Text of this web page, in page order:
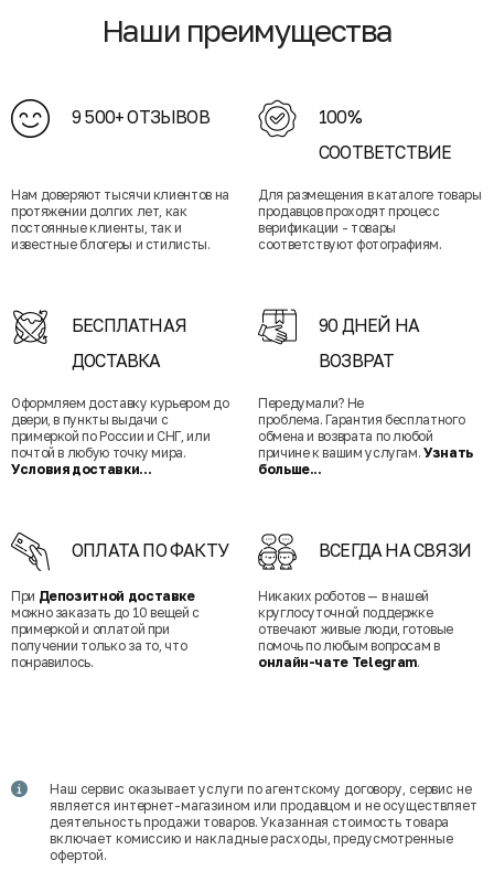
Наши преимущества
9 500+ ОТЗЫВОВ
Нам доверяют тысячи клиентов на
протяжении долгих лет, как
постоянные клиенты, так и
известные блогеры и стилисты.
100%
СООТВЕТСТВИЕ
Для размещения в каталоге товары
продавцов проходят процесс
верификации - товары
соответствуют фотографиям.
БЕСПЛАТНАЯ
ДОСТАВКА
Оформляем доставку курьером до
двери, в пункты выдачи с
примеркой по России и СНГ, или
почтой в любую точку мира.
Условия доставки...
90 ДНЕЙ НА
ВОЗВРАТ
Передумали? Не
проблема. Гарантия бесплатного
обмена и возврата по любой
причине к вашим услугам. Узнать
больше...
ОПЛАТА ПО ФАКТУ
При Депозитной доставке
можно заказать до 10 вещей с
примеркой и оплатой при
получении только за то, что
понравилось.
ВСЕГДА НА СВЯЗИ
Никаких роботов — в нашей
круглосуточной поддержке
отвечают живые люди, готовые
помочь по любым вопросам в
онлайн-чате Telegram.
Наш сервис оказывает услуги по агентскому договору, сервис не
является интернет-магазином или продавцом и не осуществляет
деятельность продажи товаров. Указанная стоимость товара
включает комиссию и накладные расходы, предусмотренные
офертой.